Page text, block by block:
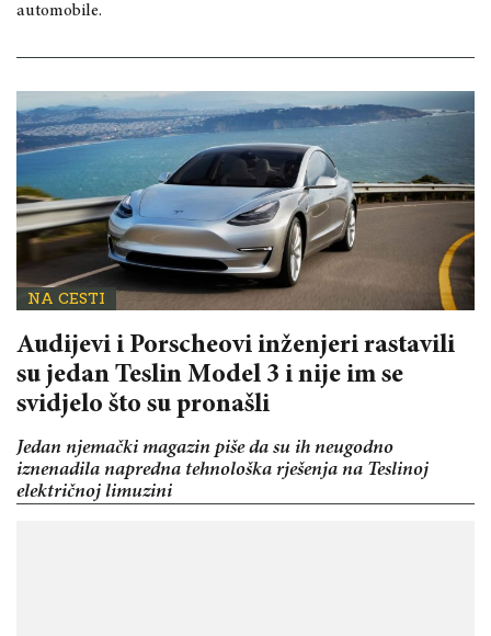
automobile.
NA CESTI
Audijevi i Porscheovi inženjeri rastavili
su jedan Teslin Model 3 i nije im se
svidjelo što su pronašli
Jedan njemački magazin piše da su ih neugodno
iznenadila napredna tehnološka rješenja na Teslinoj
električnoj limuzini